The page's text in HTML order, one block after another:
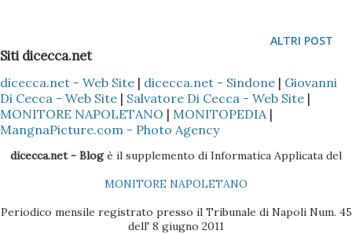
ALTRI POST
Siti dicecca.net
dicecca.net - Web Site | dicecca.net - Sindone | Giovanni
Di Cecca - Web Site | Salvatore Di Cecca - Web Site |
MONITORE NAPOLETANO | MONITOPEDIA |
MangnaPicture.com - Photo Agency
dicecca.net - Blogè il supplemento di Informatica Applicata del
MONITORE NAPOLETANO
Periodico mensile registrato presso il Tribunale di Napoli Num. 45
dell' 8 giugno 2011